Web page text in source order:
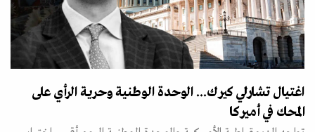
اغتيال تشارلي كيرك... الوحدة الوطنية وحرية الرأي على
المحك في أميركا